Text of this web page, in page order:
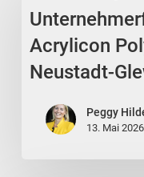
Acrylicon
Polymers
GmbH
Neustadt-
Glewe
Acrylicon
Neustadt-
Peggy
13. Mai 2026